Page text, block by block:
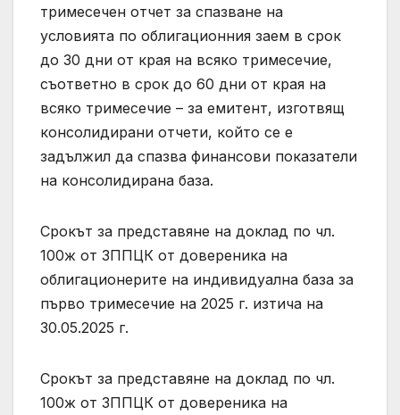
тримесечен отчет за спазване на
условията по облигационния заем в срок
до 30 дни от края на всяко тримесечие,
съответно в срок до 60 дни от края на
всяко тримесечие – за емитент, изготвящ
консолидирани отчети, който се е
задължил да спазва финансови показатели
на консолидирана база.
Срокът за представяне на доклад по чл.
100ж от ЗППЦК от довереника на
облигационерите на индивидуална база за
първо тримесечие на 2025 г. изтича на
30.05.2025 г.
Срокът за представяне на доклад по чл.
100ж от ЗППЦК от довереника на